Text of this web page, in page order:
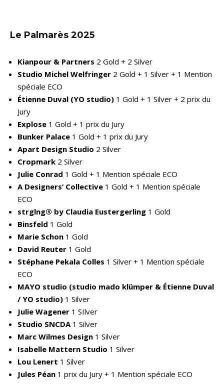
Le Palmarès 2025
Kianpour & Partners 2 Gold + 2 Silver
Studio Michel Welfringer 2 Gold + 1 Silver + 1 Mention
spéciale ECO
Étienne Duval (YO studio) 1 Gold + 1 Silver + 2 prix du
Jury
Explose 1 Gold + 1 prix du Jury
Bunker Palace 1 Gold + 1 prix du Jury
Apart Design Studio 2 Silver
Cropmark 2 Silver
Julie Conrad 1 Gold + 1 Mention spéciale ECO
A Designers’ Collective 1 Gold + 1 Mention spéciale
ECO
strglng® by Claudia Eustergerling 1 Gold
Binsfeld 1 Gold
Marie Schon 1 Gold
David Reuter 1 Gold
Stéphane Pekala Colles 1 Silver + 1 Mention spéciale
ECO
MAYO studio (studio mado klümper & Étienne Duval
/ YO studio) 1 Silver
Julie Wagener 1 SIlver
Studio SNCDA1 Silver
Marc Wilmes Design 1 Silver
Isabelle Mattern Studio 1 Silver
Lou Lenert 1 Silver
Jules Péan 1 prix du Jury + 1 Mention spéciale ECO